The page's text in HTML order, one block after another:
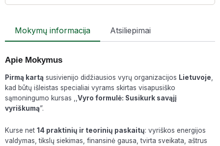
Mokymų informacija Atsiliepimai
Apie Mokymus
Pirmą kartą susivienijo didžiausios vyrų organizacijos Lietuvoje
kad būtų išleistas specialiai vyrams skirtas visapusiško
sąmoningumo kursas ,,Vyro formulė: Susikurk savąjį
vyriškumą”.
Kurse net14 praktinių ir teorinių paskaitų: vyriškos energijos
valdymas, tikslų siekimas, finansinė gausa, tvirta sveikata, aštrus